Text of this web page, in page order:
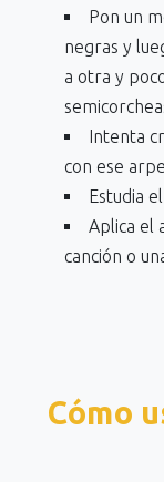
Pon un
negras y
a otra y
Intenta
con ese
Estudia
Aplica el
canción o
Cómo